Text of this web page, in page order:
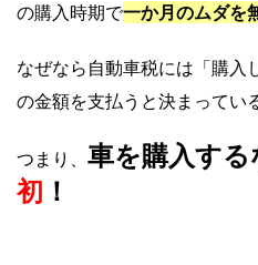
の購入時期で一か月のムダを
なぜなら自動車税には「購入
の金額を支払うと決まってい
つまり、 車を購入する
初 ！